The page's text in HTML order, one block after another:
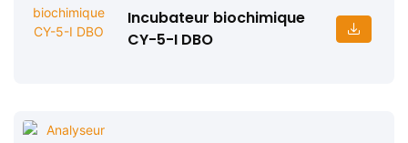
Incubateur biochimique
CY-5-I DBO